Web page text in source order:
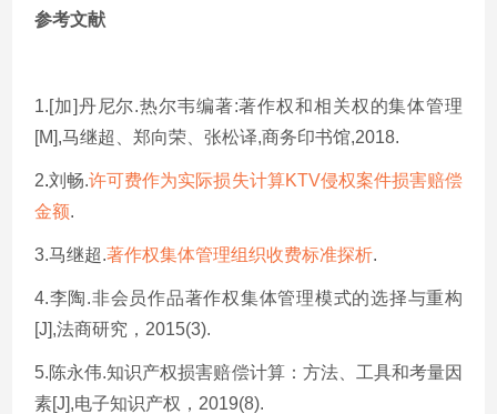
参考文献
1.[加]丹尼尔.热尔韦编著:著作权和相关权的集体管理
[M],马继超、郑向荣、张松译,商务印书馆,2018.
2.刘畅.许可费作为实际损失计算KTV侵权案件损害赔偿
金额.
3.马继超.著作权集体管理组织收费标准探析.
4.李陶.非会员作品著作权集体管理模式的选择与重构
[J],法商研究，2015(3).
5.陈永伟.知识产权损害赔偿计算：方法、工具和考量因
素[J],电子知识产权，2019(8).